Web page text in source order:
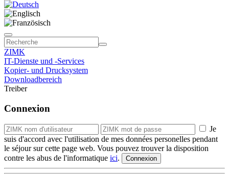
ZIMK
IT-Dienste und -Services
Kopier- und Drucksystem
Downloadbereich
Treiber
Connexion
Je
suis d'accord avec l'utilisation de mes données personelles pendant
le séjour sur cette page web. Vous pouvez trouver la disposition
contre les abus de l'informatique ici.